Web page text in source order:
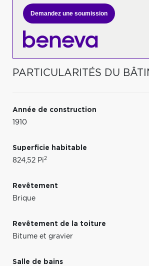
Demandez une soumission
PARTICULARITÉS DU
Année de construction
1910
Superficie habitable
824,52 Pi2
Revêtement
Brique
Revêtement de la toiture
Bitume et gravier
Salle de bains